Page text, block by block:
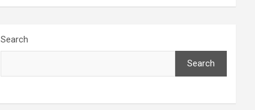
Search
Search